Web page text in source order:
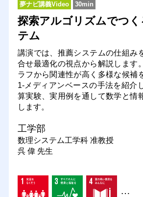
夢ナビ講義Video 30min
探索アルゴリズムでつく
テム
講演では、推薦システムの仕組み
合せ最適化の視点から解説します
ラフから関連性が高く多様な候補
1-メディアンベースの手法を紹介
算実験、実用例を通して数学と情
します。
工学部
数理システム工学科 准教授
呉 偉 先生
…